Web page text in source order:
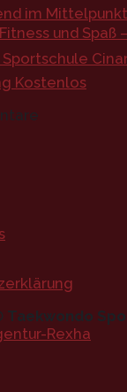
im
und Spaß
Kostenlos
Taekwondo
Rexha